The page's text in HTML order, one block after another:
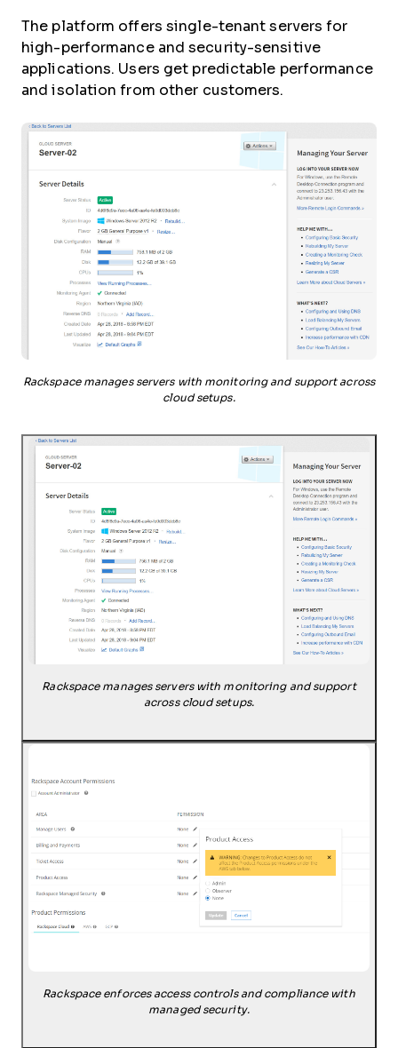
The platform offers single-tenant servers for
high-performance and security-sensitive
applications. Users get predictable performance
and isolation from other customers.
Rackspace manages servers with monitoring and support across
cloud setups.
Rackspace manages servers with monitoring and support
across cloud setups.
Rackspace enforces access controls and compliance with
managed security.